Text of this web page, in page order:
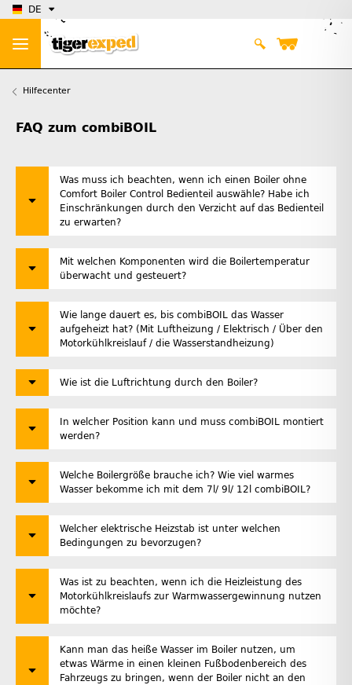
DE
Hilfecenter
FAQ zum combiBOIL
Was muss ich beachten, wenn ich einen Boiler ohne
Comfort Boiler Control Bedienteil auswähle? Habe ich
Einschränkungen durch den Verzicht auf das Bedienteil
zu erwarten?
Mit welchen Komponenten wird die Boilertemperatur
überwacht und gesteuert?
Wie lange dauert es, bis combiBOIL das Wasser
aufgeheizt hat? (Mit Luftheizung / Elektrisch / Über den
Motorkühlkreislauf / die Wasserstandheizung)
Wie ist die Luftrichtung durch den Boiler?
In welcher Position kann und muss combiBOIL montiert
werden?
Welche Boilergröße brauche ich? Wie viel warmes
Wasser bekomme ich mit dem 7l/ 9l/ 12l combiBOIL?
Welcher elektrische Heizstab ist unter welchen
Bedingungen zu bevorzugen?
Was ist zu beachten, wenn ich die Heizleistung des
Motorkühlkreislaufs zur Warmwassergewinnung nutzen
möchte?
Kann man das heiße Wasser im Boiler nutzen, um
etwas Wärme in einen kleinen Fußbodenbereich des
Fahrzeugs zu bringen, wenn der Boiler nicht an den